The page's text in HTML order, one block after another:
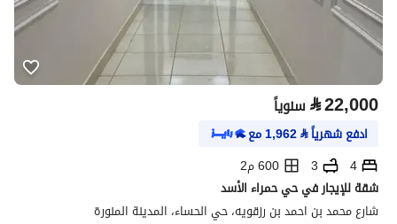
⃁22,000 سنوياً
ادفع شهرياً⃁
1,962مع
4
3
600 م2
شقة للإيجار في حي حمراء الأسد
شارع محمد بن احمد بن رزقويه، حي الحساء، المدينة المنورة